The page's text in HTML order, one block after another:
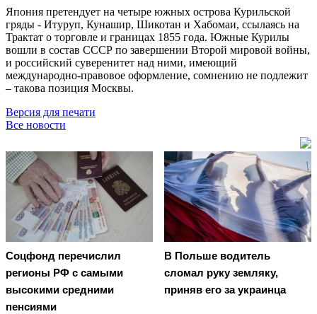
Япония претендует на четыре южных острова Курильской
гряды - Итуруп, Кунашир, Шикотан и Хабомаи, ссылаясь на
Трактат о торговле и границах 1855 года. Южные Курилы
вошли в состав СССР по завершении Второй мировой войны,
и российский суверенитет над ними, имеющий
международно-правовое оформление, сомнению не подлежит
– такова позиция Москвы.
Версия для печати
Все новости
Соцфонд перечислил
регионы РФ с самыми
высокими средними
пенсиями
В Польше водитель
сломал руку земляку,
приняв его за украинца